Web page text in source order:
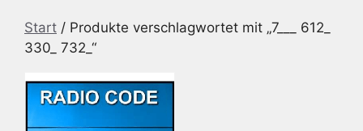
Start / Produkte verschlagwortet mit „7___ 612_
330_ 732_“